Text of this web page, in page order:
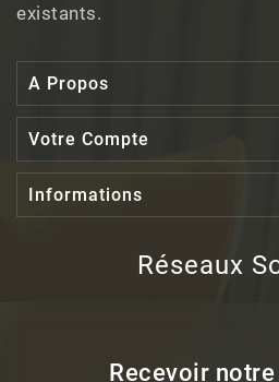
existants.
A Propos
Votre Compte
Informations
Réseaux
Recevoir